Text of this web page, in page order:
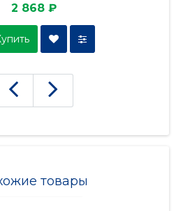
2 868 ₽
товары